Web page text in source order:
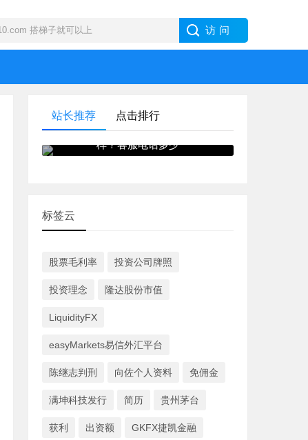
站长推荐
点击排行
IB · 盈透证券外汇交易商怎么
样？客服电话多少
标签云
股票毛利率 投资公司牌照
投资理念 隆达股份市值
LiquidityFX
easyMarkets易信外汇平台
陈继志判刑 向佐个人资料 免佣金
满坤科技发行 简历 贵州茅台
获利 出资额 GKFX捷凯金融